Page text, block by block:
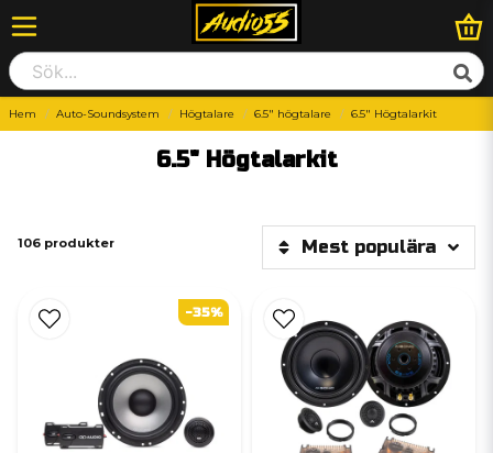
Hem Auto-Soundsystem Högtalare 6.5" högtalare 6.5" Högtalarkit
6.5" Högtalarkit
106 produkter Mest populära
-35%